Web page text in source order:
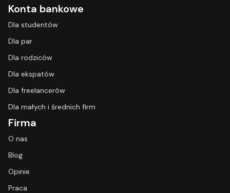
Konta bankowe
Dla studentów
Dla par
Dla rodziców
Dla ekspatów
Dla freelancerów
Dla małych i średnich firm
Firma
O nas
Blog
Opinie
Praca